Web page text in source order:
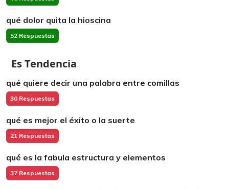
qué dolor quita la hioscina
52 Respuestas
Es Tendencia
qué quiere decir una palabra entre comillas
30 Respuestas
qué es mejor el éxito o la suerte
21 Respuestas
qué es la fabula estructura y elementos
37 Respuestas